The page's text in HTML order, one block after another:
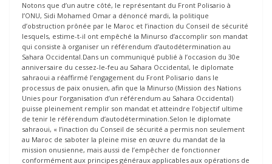
Notons que d’un autre côté, le représentant du Front Polisario à
l’ONU, Sidi Mohamed Omar a dénoncé mardi, la politique
d’obstruction prônée par le Maroc et l’inaction du Conseil de sécurité
lesquels, estime-t-il ont empêché la Minurso d’accomplir son mandat
qui consiste à organiser un référendum d’autodétermination au
Sahara Occidental.Dans un communiqué publié à l’occasion du 30e
anniversaire du cessez-le-feu au Sahara Occidental, le diplomate
sahraoui a réaffirmé l’engagement du Front Polisario dans le
processus de paix onusien, afin que la Minurso (Mission des Nations
Unies pour l’organisation d’un référendum au Sahara Occidental)
puisse pleinement remplir son mandat et atteindre l’objectif ultime
de tenir le référendum d’autodétermination.Selon le diplomate
sahraoui, « l’inaction du Conseil de sécurité a permis non seulement
au Maroc de saboter la pleine mise en œuvre du mandat de la
mission onusienne, mais aussi de l’empêcher de fonctionner
conformément aux principes généraux applicables aux opérations de